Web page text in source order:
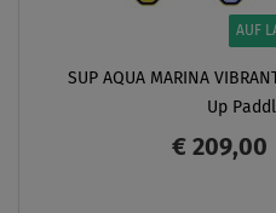
AUF
SUP AQUA MARINA
Up
€ 209,00